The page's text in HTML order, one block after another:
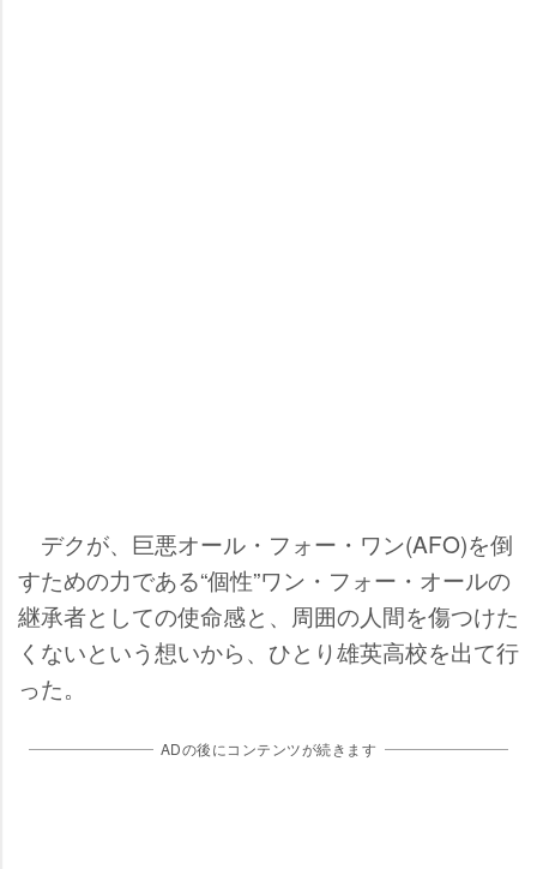
デクが、巨悪オール・フォー・ワン(AFO)を倒
すための力である“個性”ワン・フォー・オールの
継承者としての使命感と、周囲の人間を傷つけた
くないという想いから、ひとり雄英高校を出て行
った。
ADの後にコンテンツが続きます